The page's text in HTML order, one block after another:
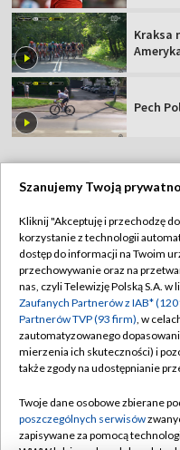
Kraksa
Pech
Szanujemy Twoją
Kliknij "Akceptuję i przechodzę
korzystanie z technologii
dostęp do informacji na Twoim
przechowywanie oraz na
nas, czyli Telewizję Polską S.A. w
Zaufanych Partnerów z IAB*
Partnerów TVP (93 firm), w
zautomatyzowanego
mierzenia ich skuteczności) i
także zgody na udostępnianie
Twoje dane osobowe zbierane
poszczególnych serwisów
zapisywane za pomocą